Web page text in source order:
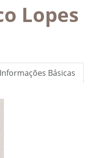
Lopes
Informações Básicas